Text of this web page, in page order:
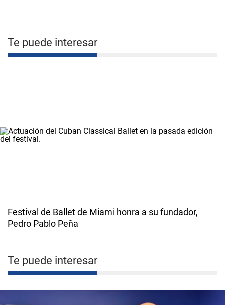
Te puede interesar
Festival de Ballet de Miami honra a su fundador,
Pedro Pablo Peña
Te puede interesar